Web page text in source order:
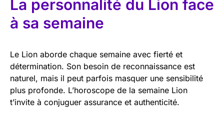
La personnalité du Lion face
à sa semaine
Le Lion aborde chaque semaine avec fierté et
détermination. Son besoin de reconnaissance est
naturel, mais il peut parfois masquer une sensibilité
plus profonde. L’horoscope de la semaine Lion
t’invite à conjuguer assurance et authenticité.